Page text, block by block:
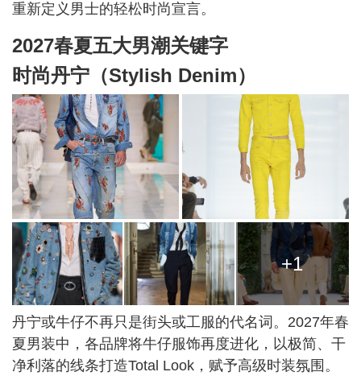
重新定义男士的轻松时尚宣言。
2027春夏五大男潮关键字
时尚丹宁（Stylish Denim）
+1
丹宁或牛仔不再只是街头或工服的代名词。2027年春
夏男装中，各品牌将牛仔服饰再度进化，以极简、干
净利落的线条打造Total Look，赋予高级时装氛围。